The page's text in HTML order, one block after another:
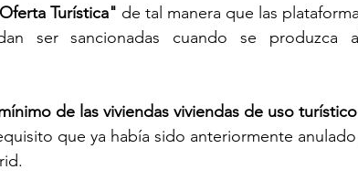
Turística" de tal manera que las
ser sancionadas cuando se produzca
de las viviendas viviendas de uso turístico
que ya había sido anteriormente